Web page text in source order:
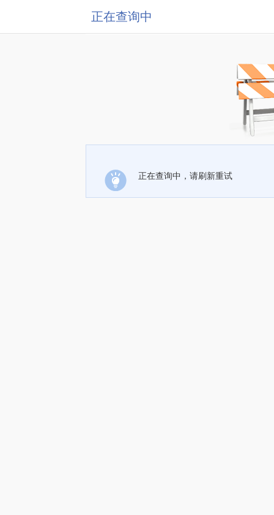
正在查询中
正在查询中，请刷新重试